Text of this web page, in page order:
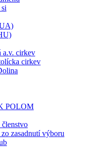
a.v. cirkev
cirkev
POLOM
zasadnutí výboru